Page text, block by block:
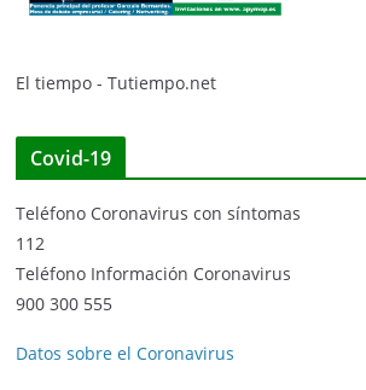
El tiempo - Tutiempo.net
Covid-19
Teléfono Coronavirus con síntomas
112
Teléfono Información Coronavirus
900 300 555
Datos sobre el Coronavirus